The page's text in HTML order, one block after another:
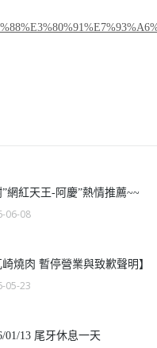
”網紅天王-阿慶”熱情推薦~~
06-08
崎燒肉 暫停營業與致歉聲明】
05-23
01/13 尾牙休息一天